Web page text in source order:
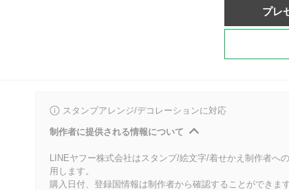
プレ
スタンプアレンジ/デコレーションに対応
制作者に提供される情報について
LINEヤフー株式会社はスタンプ/絵文字/着せかえ制作者へ
用します。
購入日付、登録国情報は制作者から確認することができま